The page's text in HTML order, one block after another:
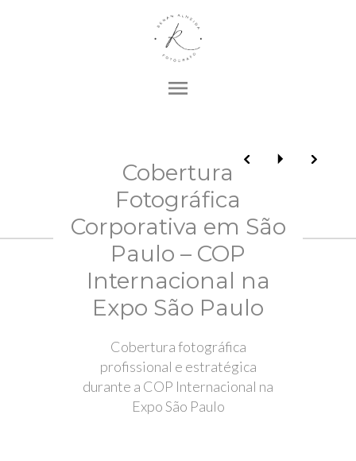
menu
Cobertura
Fotográfica
Corporativa em São
Paulo – COP
Internacional na
Expo São Paulo
Cobertura fotográfica
profissional e estratégica
durante a COP Internacional na
Expo São Paulo